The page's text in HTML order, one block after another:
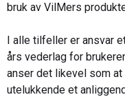
bruk av VilMers
I alle tilfeller er ansvar
års vederlag for
anser det likevel som at
utelukkende et